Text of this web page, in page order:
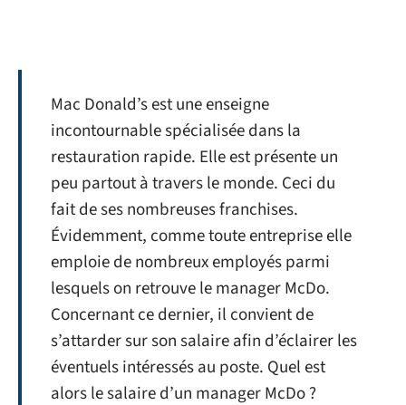
Mac Donald’s est une enseigne
incontournable spécialisée dans la
restauration rapide. Elle est présente un
peu partout à travers le monde. Ceci du
fait de ses nombreuses franchises.
Évidemment, comme toute entreprise elle
emploie de nombreux employés parmi
lesquels on retrouve le manager McDo.
Concernant ce dernier, il convient de
s’attarder sur son salaire afin d’éclairer les
éventuels intéressés au poste. Quel est
alors le salaire d’un manager McDo ?